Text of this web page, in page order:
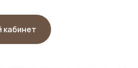
кабинет